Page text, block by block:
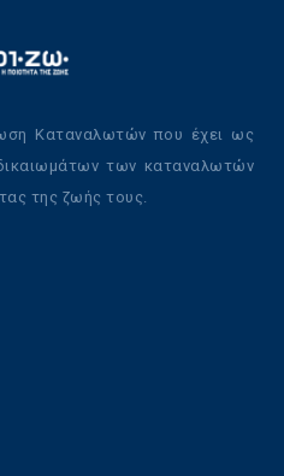
Καταναλωτών που έχει ως
των καταναλωτών
της ζωής τους.